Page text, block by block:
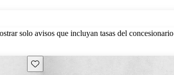
solo avisos que incluyan tasas del concesionario
Guarda este Aviso